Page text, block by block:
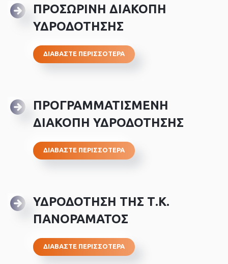
ΠΡΟΣΩΡΙΝΗ ΔΙΑΚΟΠΗ
ΥΔΡΟΔΟΤΗΣΗΣ
ΔΙΑΒΑΣΤΕ ΠΕΡΙΣΣΟΤΕΡΑ
ΠΡΟΓΡΑΜΜΑΤΙΣΜΕΝΗ
ΔΙΑΚΟΠΗ ΥΔΡΟΔΟΤΗΣΗΣ
ΔΙΑΒΑΣΤΕ ΠΕΡΙΣΣΟΤΕΡΑ
ΥΔΡΟΔΟΤΗΣΗ ΤΗΣ Τ.Κ.
ΠΑΝΟΡΑΜΑΤΟΣ
ΔΙΑΒΑΣΤΕ ΠΕΡΙΣΣΟΤΕΡΑ